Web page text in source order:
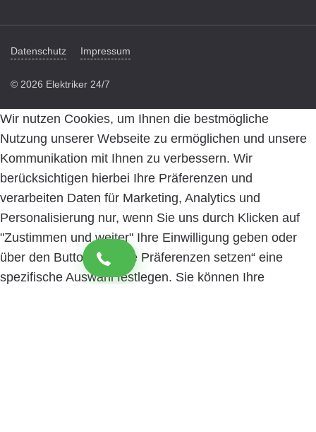
Datenschutz Impressum
© 2026 Elektriker 24/7
Wir nutzen Cookies, um Ihnen die bestmögliche
Nutzung unserer Webseite zu ermöglichen und unsere
Kommunikation mit Ihnen zu verbessern. Wir
berücksichtigen hierbei Ihre Präferenzen und
verarbeiten Daten für Marketing, Analytics und
Personalisierung nur, wenn Sie uns durch Klicken auf
"Zustimmen und weiter" Ihre Einwilligung geben oder
über den Button „Cookie Präferenzen setzen“ eine
spezifische Auswahl festlegen. Sie können Ihre